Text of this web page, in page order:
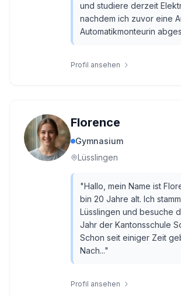
und studiere derzeit
nachdem ich zuvor eine
Automatikmonteurin
Profil ansehen
Florence
Gymnasium
Lüsslingen
"Hallo, mein Name ist
bin 20 Jahre alt. Ich
Lüsslingen und besuche
Jahr der Kantonsschule
Schon seit einiger Zeit
Nach..."
Profil ansehen